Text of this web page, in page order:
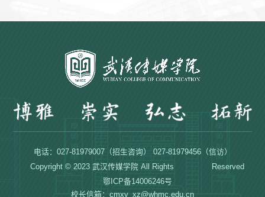
电话：027-81979007（招生咨询） 027-81979456（信访）
Copyright © 2023 武汉传媒学院 All Rights Reserved
鄂ICP备14006246号
校长信箱：cmxy_xz@whmc.edu.cn